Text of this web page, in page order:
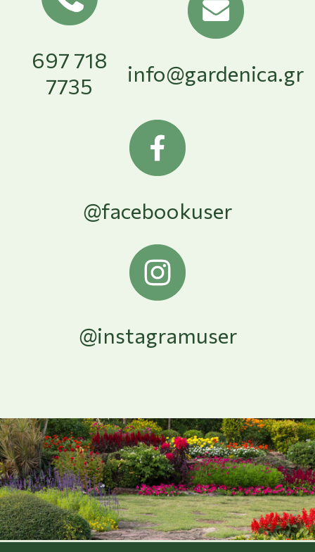
697 718
7735
info@gardenica.gr
@facebookuser
@instagramuser